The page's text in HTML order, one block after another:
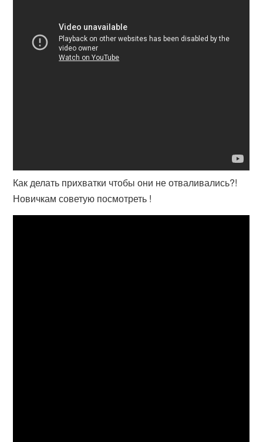
Как делать прихватки чтобы они не отваливались?!
Новичкам советую посмотреть !